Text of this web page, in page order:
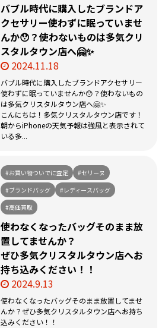
バブル時代に購入したブランドア
クセサリー使わずに眠っていませ
んか😯？使わないものは多気クリ
スタルタウン店へ🤗✨
2024.11.18
バブル時代に購入したブランドアクセサリー
使わずに眠っていませんか😯？使わないもの
は多気クリスタルタウン店へ🤗✨
こんにちは！多気クリスタルタウン店です！
朝からiPhoneの天気予報は強風と表示されて
いる多...
#お買い物ついでに査定
#セリーヌ
#ブランドバッグ
#レディースバッグ
#高価買取
使わなくなったバッグそのまま放
置してませんか？
ぜひ多気クリスタルタウン店へお
持ち込みください！！
2024.9.13
使わなくなったバッグそのまま放置してませ
んか？ぜひ多気クリスタルタウン店へお持ち
込みください！！